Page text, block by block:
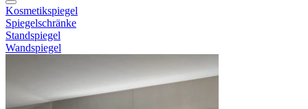
Kosmetikspiegel
Spiegelschränke
Standspiegel
Wandspiegel